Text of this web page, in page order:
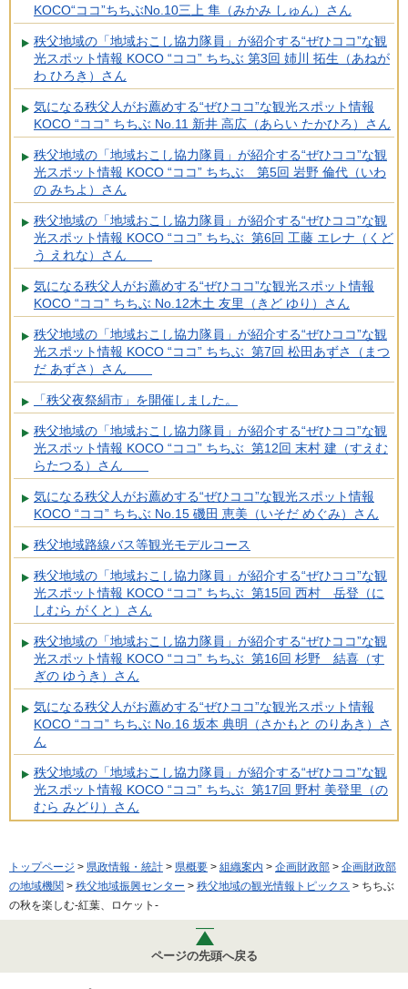
KOCO“ココ”ちちぶNo.10三上 隼（みかみ しゅん）さん
秩父地域の「地域おこし協力隊員」が紹介する“ぜひココ”な観
光スポット情報 KOCO “ココ” ちちぶ 第3回 姉川 拓生（あねが
わ ひろき）さん
気になる秩父人がお薦めする“ぜひココ”な観光スポット情報
KOCO “ココ” ちちぶ No.11 新井 高広（あらい たかひろ）さん
秩父地域の「地域おこし協力隊員」が紹介する“ぜひココ”な観
光スポット情報 KOCO “ココ” ちちぶ 第5回 岩野 倫代（いわ
の みちよ）さん
秩父地域の「地域おこし協力隊員」が紹介する“ぜひココ”な観
光スポット情報 KOCO “ココ” ちちぶ 第6回 工藤 エレナ（くど
う えれな）さん
気になる秩父人がお薦めする“ぜひココ”な観光スポット情報
KOCO “ココ” ちちぶ No.12木土 友里（きど ゆり）さん
秩父地域の「地域おこし協力隊員」が紹介する“ぜひココ”な観
光スポット情報 KOCO “ココ” ちちぶ 第7回 松田あずさ（まつ
だ あずさ）さん
「秩父夜祭絹市」を開催しました。
秩父地域の「地域おこし協力隊員」が紹介する“ぜひココ”な観
光スポット情報 KOCO “ココ” ちちぶ 第12回 末村 建（すえむ
らたつる）さん
気になる秩父人がお薦めする“ぜひココ”な観光スポット情報
KOCO “ココ” ちちぶ No.15 磯田 恵美（いそだ めぐみ）さん
秩父地域路線バス等観光モデルコース
秩父地域の「地域おこし協力隊員」が紹介する“ぜひココ”な観
光スポット情報 KOCO “ココ” ちちぶ 第15回 西村 岳登（に
しむら がくと）さん
秩父地域の「地域おこし協力隊員」が紹介する“ぜひココ”な観
光スポット情報 KOCO “ココ” ちちぶ 第16回 杉野 結喜（す
ぎの ゆうき）さん
気になる秩父人がお薦めする“ぜひココ”な観光スポット情報
KOCO “ココ” ちちぶ No.16 坂本 典明（さかもと のりあき）さ
ん
秩父地域の「地域おこし協力隊員」が紹介する“ぜひココ”な観
光スポット情報 KOCO “ココ” ちちぶ 第17回 野村 美登里（の
むら みどり）さん
トップページ > 県政情報・統計 > 県概要 > 組織案内 > 企画財政部 > 企画財政部
の地域機関 > 秩父地域振興センター > 秩父地域の観光情報トピックス > ちちぶ
の秋を楽しむ-紅葉、ロケット-
ページの先頭へ戻る